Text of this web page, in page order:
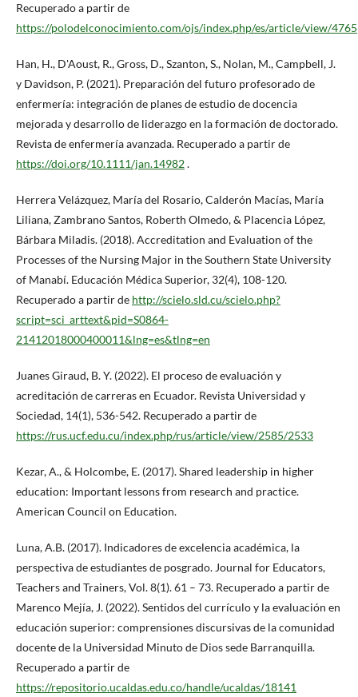
Recuperado a partir de
https://polodelconocimiento.com/ojs/index.php/es/article/view/4765
Han, H., D'Aoust, R., Gross, D., Szanton, S., Nolan, M., Campbell, J.
y Davidson, P. (2021). Preparación del futuro profesorado de
enfermería: integración de planes de estudio de docencia
mejorada y desarrollo de liderazgo en la formación de doctorado.
Revista de enfermería avanzada. Recuperado a partir de
https://doi.org/10.1111/jan.14982.
Herrera Velázquez, María del Rosario, Calderón Macías, María
Liliana, Zambrano Santos, Roberth Olmedo, & Placencia López,
Bárbara Miladis. (2018). Accreditation and Evaluation of the
Processes of the Nursing Major in the Southern State University
of Manabí. Educación Médica Superior, 32(4), 108-120.
Recuperado a partir de http://scielo.sld.cu/scielo.php?
script=sci_arttext&pid=S0864-
21412018000400011&lng=es&tlng=en
Juanes Giraud, B. Y. (2022). El proceso de evaluación y
acreditación de carreras en Ecuador. Revista Universidad y
Sociedad, 14(1), 536-542. Recuperado a partir de
https://rus.ucf.edu.cu/index.php/rus/article/view/2585/2533
Kezar, A., & Holcombe, E. (2017). Shared leadership in higher
education: Important lessons from research and practice.
American Council on Education.
Luna, A.B. (2017). Indicadores de excelencia académica, la
perspectiva de estudiantes de posgrado. Journal for Educators,
Teachers and Trainers, Vol. 8(1). 61 – 73. Recuperado a partir de
Marenco Mejía, J. (2022). Sentidos del currículo y la evaluación en
educación superior: comprensiones discursivas de la comunidad
docente de la Universidad Minuto de Dios sede Barranquilla.
Recuperado a partir de
https://repositorio.ucaldas.edu.co/handle/ucaldas/18141